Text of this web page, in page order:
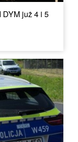
DYM już 4 i 5